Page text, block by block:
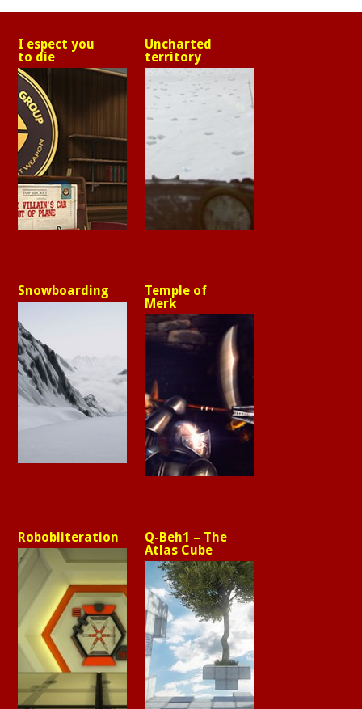
I espect you
to die
Uncharted
territory
Snowboarding
Temple of
Merk
Robobliteration
Q-Beh1 – The
Atlas Cube